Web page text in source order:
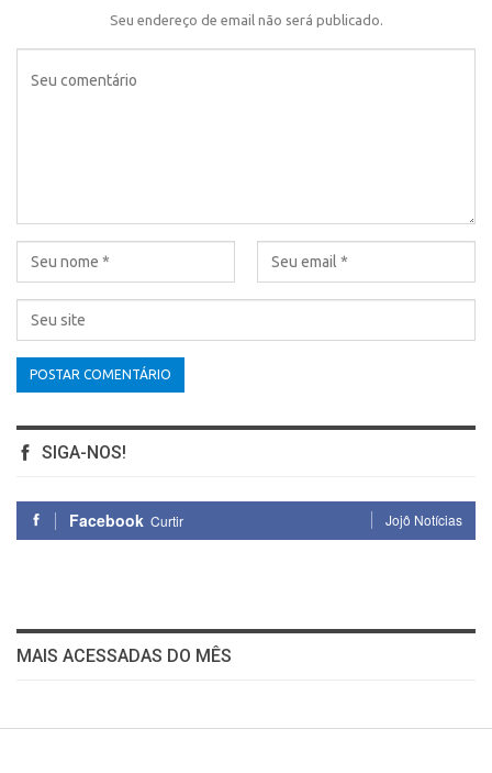
Seu endereço de email não será publicado.
SIGA-NOS!
Facebook Curtir Jojô Notícias
MAIS ACESSADAS DO MÊS